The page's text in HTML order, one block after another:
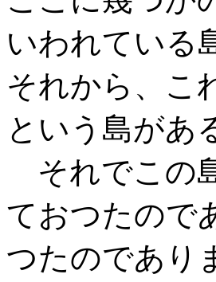
いわれている
それから、こ
という島があ
それでこの
ておつたので
つたのであり